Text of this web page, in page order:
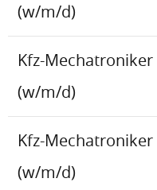
(w/m/d)
Kfz-
(w/m/d)
Kfz-
(w/m/d)